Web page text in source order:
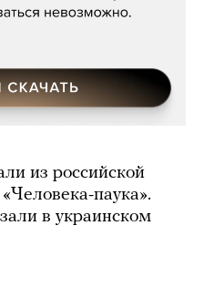
из российской
паука».
в украинском